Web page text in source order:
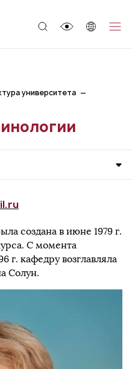
университета
создана в июне 1979 г.
С момента
г. кафедру возглавляла
Солун.